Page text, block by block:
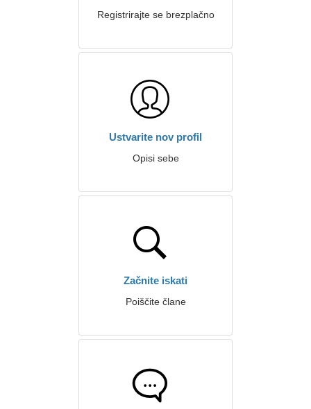
Registrirajte se brezplačno
Ustvarite nov profil
Opisi sebe
Začnite iskati
Poiščite člane